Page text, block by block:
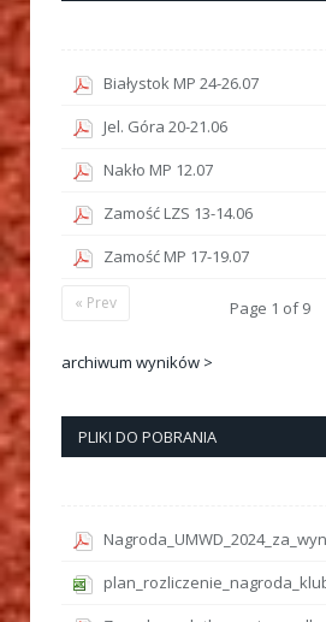
Białystok MP 24-26.07
Jel. Góra 20-21.06
Nakło MP 12.07
Zamość LZS 13-14.06
Zamość MP 17-19.07
Page 1 of9
« Prev
archiwum wyników >
PLIKI DO POBRANIA